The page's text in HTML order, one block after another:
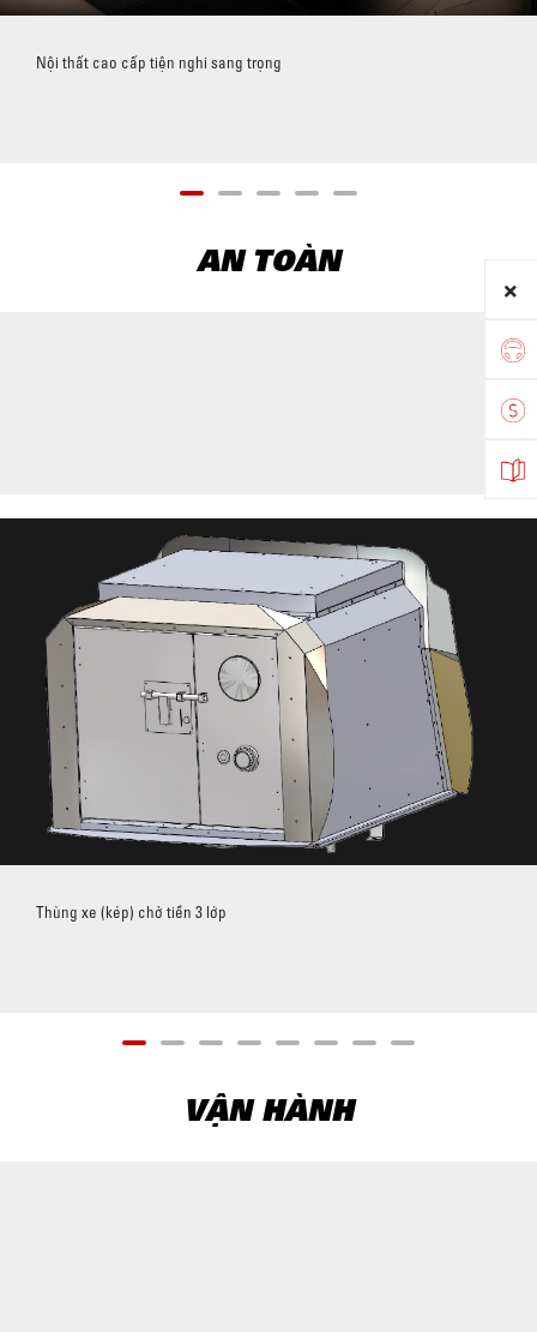
Nội thất cao cấp tiện nghi sang trọng
AN TOÀN
Thùng xe (kép) chở tiền 3 lớp
VẬN HÀNH